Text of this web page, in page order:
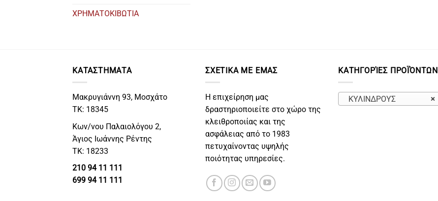
ΧΡΗΜΑΤΟΚΙΒΩΤΙΑ
ΚΑΤΑΣΤΗΜΑΤΑ
Μακρυγιάννη 93, Μοσχάτο
ΤΚ: 18345
Κων/νου Παλαιολόγου 2,
Άγιος Ιωάννης Ρέντης
ΤΚ: 18233
210 94 11 111
699 94 11 111
ΣΧΕΤΙΚΑ ΜΕ ΕΜΑΣ
Η επιχείρηση μας
δραστηριοποιείτε στο χώρο της
κλειθροποιίας και της
ασφάλειας από το 1983
πετυχαίνοντας υψηλής
ποιότητας υπηρεσίες.
ΚΑΤΗΓΟΡΊΕΣ ΠΡΟΪΌΝΤΩΝ
×
ΚΥΛΙΝΔΡΟΥΣ